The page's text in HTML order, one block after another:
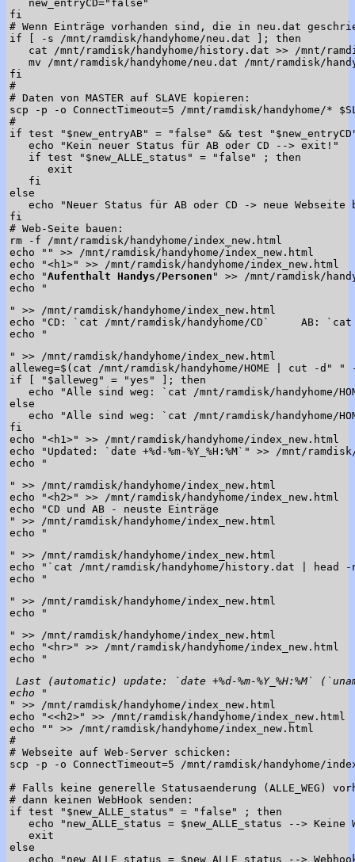
   new_entryCD="false"
fi
# Wenn Einträge vorhanden sind, die in neu.dat
if [ -s /mnt/ramdisk/handyhome/neu.dat ]; then
cat /mnt/ramdisk/handyhome/history.dat >> /mnt/
mv /mnt/ramdisk/handyhome/neu.dat /mnt/ramdisk/
fi
#
# Daten von MASTER auf SLAVE kopieren:
scp -p -o ConnectTimeout=5 /mnt/ramdisk/handyhome/*
#
if test "$new_entryAB" = "false" && test
   echo "Kein neuer Status für AB oder CD --> exit!"
   if test "$new_ALLE_status" = "false" ; then
      exit
   fi
else
echo "Neuer Status für AB oder CD -> neue Webseite
fi
# Web-Seite bauen:
rm -f /mnt/ramdisk/handyhome/index_new.html
echo "" >> /mnt/ramdisk/handyhome/index_new.html
echo "<h1>" >> /mnt/ramdisk/handyhome/index_new.html
echo "Aufenthalt Handys/Personen " >> /mnt/ramdisk/
echo "
" >> /mnt/ramdisk/handyhome/index_new.html
echo "CD: `cat /mnt/ramdisk/handyhome/CD`     AB:
echo "
" >> /mnt/ramdisk/handyhome/index_new.html
alleweg=$(cat /mnt/ramdisk/handyhome/HOME | cut -d"
if [ "$alleweg" = "yes" ]; then
echo "Alle sind weg: `cat /mnt/ramdisk/handyhome/
else
echo "Alle sind weg: `cat /mnt/ramdisk/handyhome/
fi
echo "<h1>" >> /mnt/ramdisk/handyhome/index_new.html
echo "Updated: `date +%d-%m-%Y_%H:%M`" >> /mnt/
echo "
" >> /mnt/ramdisk/handyhome/index_new.html
echo "<h2>" >> /mnt/ramdisk/handyhome/index_new.html
echo "CD und AB - neuste Einträge
" >> /mnt/ramdisk/handyhome/index_new.html
echo "
" >> /mnt/ramdisk/handyhome/index_new.html
echo "`cat /mnt/ramdisk/handyhome/history.dat | head -
echo "
" >> /mnt/ramdisk/handyhome/index_new.html
echo "
" >> /mnt/ramdisk/handyhome/index_new.html
echo "<hr>" >> /mnt/ramdisk/handyhome/index_new.html
echo "
Last (automatic) update: `date +%d-%m-%Y_%H:%M`
echo "
" >> /mnt/ramdisk/handyhome/index_new.html
echo "<<h2>" >> /mnt/ramdisk/handyhome/index_new.html
echo "" >> /mnt/ramdisk/handyhome/index_new.html
#
# Webseite auf Web-Server schicken:
scp -p -o ConnectTimeout=5 /mnt/ramdisk/handyhome/
# Falls keine generelle Statusaenderung (ALLE_WEG)
# dann keinen WebHook senden:
if test "$new_ALLE_status" = "false" ; then
echo "new_ALLE_status = $new_ALLE_status --> Keine
   exit
else
echo "new_ALLE_status = $new_ALLE_status -->